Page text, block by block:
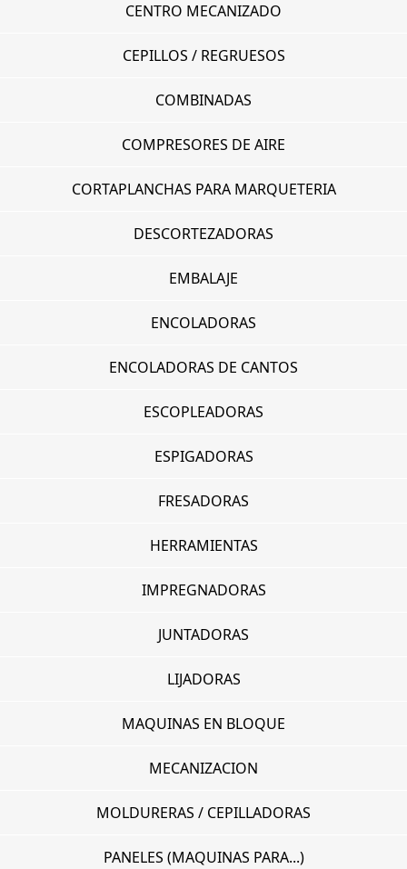
CENTRO MECANIZADO
CEPILLOS / REGRUESOS
COMBINADAS
COMPRESORES DE AIRE
CORTAPLANCHAS PARA MARQUETERIA
DESCORTEZADORAS
EMBALAJE
ENCOLADORAS
ENCOLADORAS DE CANTOS
ESCOPLEADORAS
ESPIGADORAS
FRESADORAS
HERRAMIENTAS
IMPREGNADORAS
JUNTADORAS
LIJADORAS
MAQUINAS EN BLOQUE
MECANIZACION
MOLDURERAS / CEPILLADORAS
PANELES (MAQUINAS PARA...)